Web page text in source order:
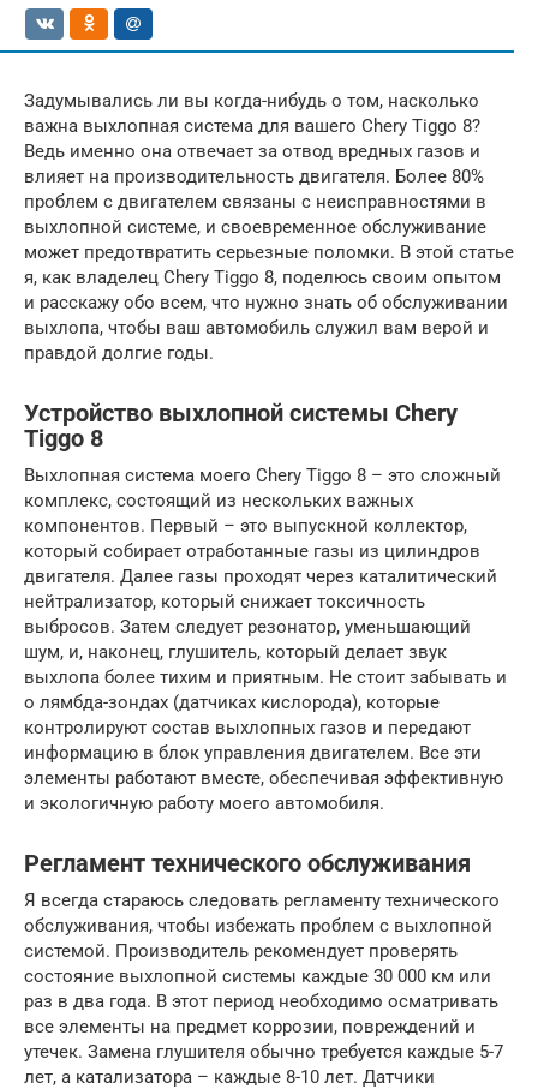
Задумывались ли вы когда-нибудь о том, насколько
важна выхлопная система для вашего Chery Tiggo 8?
Ведь именно она отвечает за отвод вредных газов и
влияет на производительность двигателя. Более 80%
проблем с двигателем связаны с неисправностями в
выхлопной системе, и своевременное обслуживание
может предотвратить серьезные поломки. В этой статье
я, как владелец Chery Tiggo 8, поделюсь своим опытом
и расскажу обо всем, что нужно знать об обслуживании
выхлопа, чтобы ваш автомобиль служил вам верой и
правдой долгие годы.
Устройство выхлопной системы Chery
Tiggo 8
Выхлопная система моего Chery Tiggo 8 – это сложный
комплекс, состоящий из нескольких важных
компонентов. Первый – это выпускной коллектор,
который собирает отработанные газы из цилиндров
двигателя. Далее газы проходят через каталитический
нейтрализатор, который снижает токсичность
выбросов. Затем следует резонатор, уменьшающий
шум, и, наконец, глушитель, который делает звук
выхлопа более тихим и приятным. Не стоит забывать и
о лямбда-зондах (датчиках кислорода), которые
контролируют состав выхлопных газов и передают
информацию в блок управления двигателем. Все эти
элементы работают вместе, обеспечивая эффективную
и экологичную работу моего автомобиля.
Регламент технического обслуживания
Я всегда стараюсь следовать регламенту технического
обслуживания, чтобы избежать проблем с выхлопной
системой. Производитель рекомендует проверять
состояние выхлопной системы каждые 30 000 км или
раз в два года. В этот период необходимо осматривать
все элементы на предмет коррозии, повреждений и
утечек. Замена глушителя обычно требуется каждые 5-7
лет, а катализатора – каждые 8-10 лет. Датчики